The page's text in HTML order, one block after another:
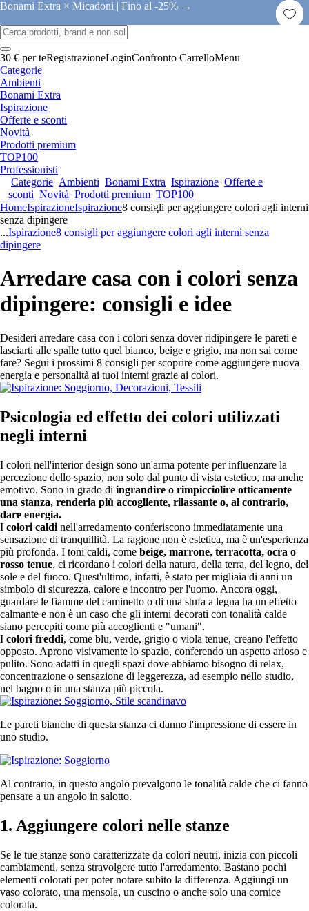
Bonami Extra × Micadoni | Fino al -25% →
30 € per teRegistrazioneLoginConfronto CarrelloMenu
Categorie
Ambienti
Bonami Extra
Ispirazione
Offerte e sconti
Novità
Prodotti premium
TOP100
Professionisti
Categorie Ambienti Bonami Extra Ispirazione Offerte e
sconti Novità Prodotti premium TOP100
HomeIspirazioneIspirazione8 consigli per aggiungere colori agli interni
senza dipingere
...Ispirazione8 consigli per aggiungere colori agli interni senza
dipingere
Arredare casa con i colori senza
dipingere: consigli e idee
Desideri arredare casa con i colori senza dover ridipingere le pareti e
lasciarti alle spalle tutto quel bianco, beige e grigio, ma non sai come
fare? Segui i prossimi 8 consigli per scoprire come aggiungere nuova
energia e personalità ai tuoi interni grazie ai colori.
Psicologia ed effetto dei colori utilizzati
negli interni
I colori nell'interior design sono un'arma potente per influenzare la
percezione dello spazio, non solo dal punto di vista estetico, ma anche
emotivo. Sono in grado di ingrandire o rimpicciolire otticamente
una stanza, renderla più accogliente, rilassante o, al contrario,
dare energia.
I colori caldi nell'arredamento conferiscono immediatamente una
sensazione di tranquillità. La ragione non è estetica, ma è un'esperienza
più profonda. I toni caldi, come beige, marrone, terracotta, ocra o
rosso tenue, ci ricordano i colori della natura, della terra, del legno, del
sole e del fuoco. Quest'ultimo, infatti, è stato per migliaia di anni un
simbolo di sicurezza, calore e incontro per l'uomo. Ancora oggi,
guardare le fiamme del caminetto o di una stufa a legna ha un effetto
calmante e non è un caso che gli interni decorati con tonalità calde
siano percepiti come più accoglienti e "umani".
I colori freddi, come blu, verde, grigio o viola tenue, creano l'effetto
opposto. Aprono visivamente lo spazio, conferendo un aspetto arioso e
pulito. Sono adatti in quegli spazi dove abbiamo bisogno di relax,
concentrazione o sensazione di leggerezza, ad esempio nello studio,
nel bagno o in una stanza più piccola.
Le pareti bianche di questa stanza ci danno l'impressione di essere in
uno studio.
Al contrario, in questo angolo prevalgono le tonalità calde che ci fanno
pensare a un angolo in salotto.
1. Aggiungere colori nelle stanze
Se le tue stanze sono caratterizzate da colori neutri, inizia con piccoli
cambiamenti, senza stravolgere tutto l'arredamento. Bastano pochi
elementi colorati per poter notare subito la differenza. Aggiungi un
vaso colorato, una mensola, un cuscino o anche solo una cornice
colorata.